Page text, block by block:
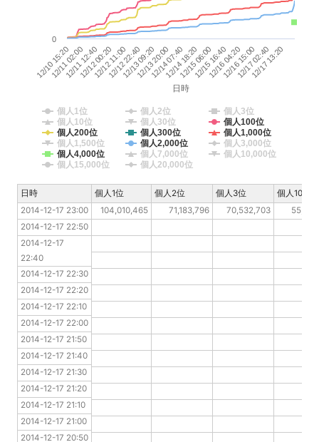
日時
12/10 15:20 12/16 15:00
12/11 02:00
12/11 12:40
12/12 00:20
12/12 11:00
12/12 22:40
12/13 09:20
12/13 20:00
12/14 07:40
12/14 18:20
12/15 06:00
12/15 16:40
12/16 04:2012/17 02:40
12/17 13:20
0
個人1位 個人2位
個人3位
個人10位
個人30位
個人100位
個人200位
個人300位
個人1,000位
個人1,500位
個人2,000位
個人3,000位
個人4,000位
個人7,000位
個人10,000位
個人15,000位
個人20,000位
2014-12-17 23:00 104,010,465 71,183,796 70,532,703
2014-12-17 22:50
2014-12-17 22:40
2014-12-17 22:30
2014-12-17 22:20
2014-12-17 22:10
2014-12-17 22:00
2014-12-17 21:50
2014-12-17 21:40
2014-12-17 21:30
2014-12-17 21:20
2014-12-17 21:10
2014-12-17 21:00
2014-12-17 20:50
2014-12-17 20:40
日時 個人1位 個人2位 個人3位
個人10位
2014-12-17 23:00
2014-12-17 22:50
2014-12-17
22:40
2014-12-17 22:30
2014-12-17 22:20
2014-12-17 22:10
2014-12-17 22:00
2014-12-17 21:50
2014-12-17 21:40
2014-12-17 21:30
2014-12-17 21:20
2014-12-17 21:10
2014-12-17 21:00
2014-12-17 20:50
日時